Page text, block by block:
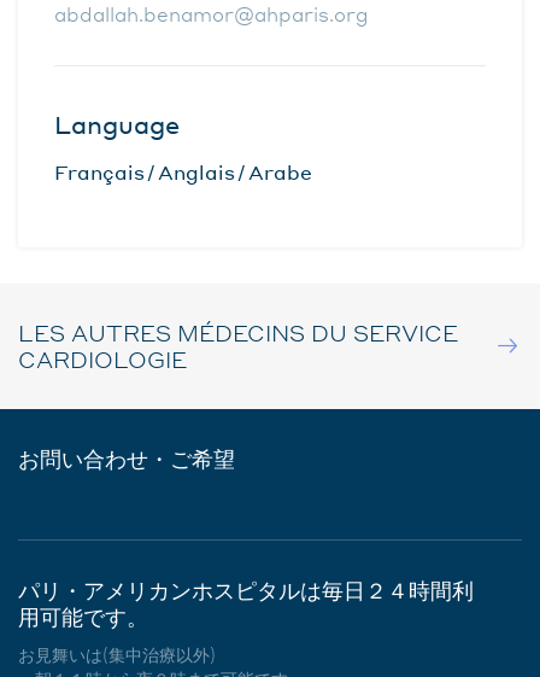
abdallah.benamor@ahparis.org
Language
Français Anglais Arabe
LES AUTRES MÉDECINS DU SERVICE
CARDIOLOGIE
お問い合わせ・ご希望
パリ・アメリカンホスピタルは毎日２４時間利
用可能です。
お見舞いは(集中治療以外)